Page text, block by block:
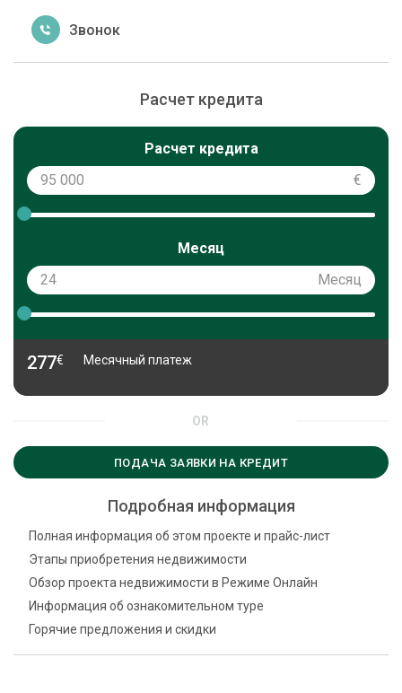
Звонок
Расчет кредита
Расчет кредита
€
Месяц
Месяц
277€ Месячный платеж
OR
ПОДАЧА ЗАЯВКИ НА КРЕДИТ
Подробная информация
Полная информация об этом проекте и прайс-лист
Этапы приобретения недвижимости
Обзор проекта недвижимости в Режиме Онлайн
Информация об ознакомительном туре
Горячие предложения и скидки